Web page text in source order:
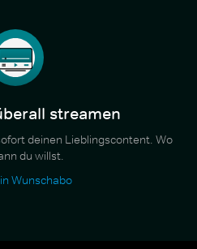
streamen
deinen Lieblingscontent. Wo
du willst.
Wunschabo